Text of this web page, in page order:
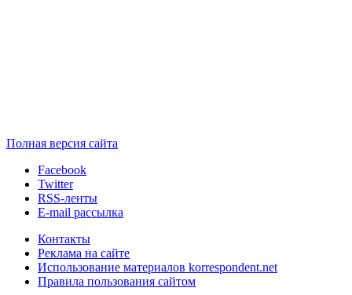
Полная версия сайта
Facebook
Twitter
RSS-ленты
E-mail рассылка
Контакты
Реклама на сайте
Использование материалов korrespondent.net
Правила пользования сайтом